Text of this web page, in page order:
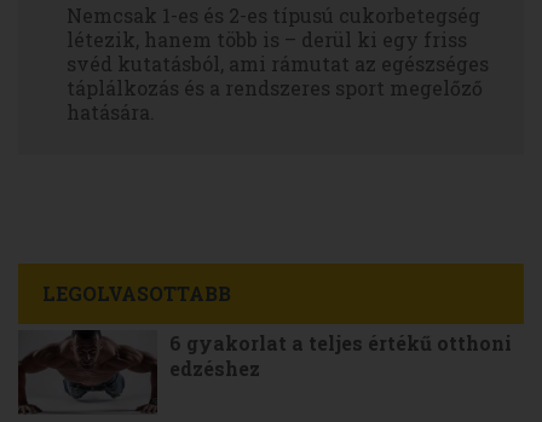
Nemcsak 1-es és 2-es típusú cukorbetegség
létezik, hanem több is – derül ki egy friss
svéd kutatásból, ami rámutat az egészséges
táplálkozás és a rendszeres sport megelőző
hatására.
LEGOLVASOTTABB
6 gyakorlat a teljes értékű otthoni
edzéshez